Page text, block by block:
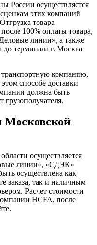
России осуществляется
этих компаний
товара
100% оплаты товара,
линии», а также
терминала г. Москва
компанию,
способе доставки
должна быть
грузополучателя.
Московской
осуществляется
линии», «СДЭК»
осуществлена как
заказа, так и наличным
Расчет стоимости
HCFA, после